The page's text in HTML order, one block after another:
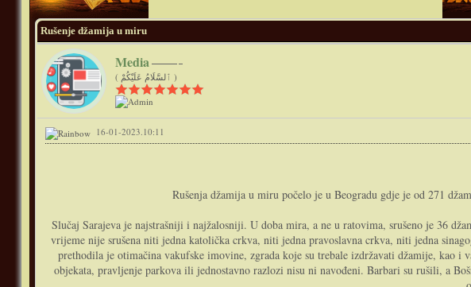
Rušenje džamija u miru
Media
( ٱلسَّلَامُ عَلَيْكُمْ )
16-01-2023.10:11
Rušenja džamija u miru počelo je u Beogradu gdje je od 271
Slučaj Sarajeva je najstrašniji i najžalosniji. U doba mira, a ne u ratovima, srušeno je 36
vrijeme nije srušena niti jedna katolička crkva, niti jedna pravoslavna crkva, niti jedna
prethodila je otimačina vakufske imovine, zgrada koje su trebale izdržavati džamije, kao
objekata, pravljenje parkova ili jednostavno razlozi nisu ni navođeni. Barbari su rušili, a